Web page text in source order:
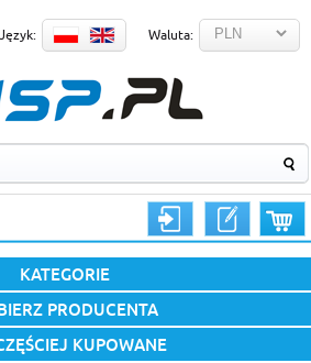
Język: Waluta:
KATEGORIE
PRODUCENTA
KUPOWANE